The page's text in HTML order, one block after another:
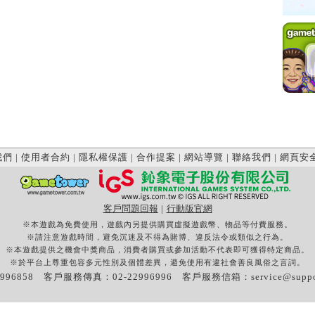
們 | 使用者合約 | 隱私權保護 | 合作提案 | 網站導覽 | 聯絡我們 | 網頁安
客戶問題回報 | 行動版官網
※本遊戲為免費使用，遊戲內另提供購買虛擬遊戲幣、物品等付費服務。
※請注意遊戲時間，避免沉迷及不得為賭博、違反法令或類似之行為。
※本遊戲提供之機會中獎商品，消費者購買或參加活動不代表即可獲得特定商品。
※於平台上尊重包容多元性別及個體差異，避免使用有違社會善良風俗之言詞。
客戶服務傳真：02-22996996 客戶服務信箱：